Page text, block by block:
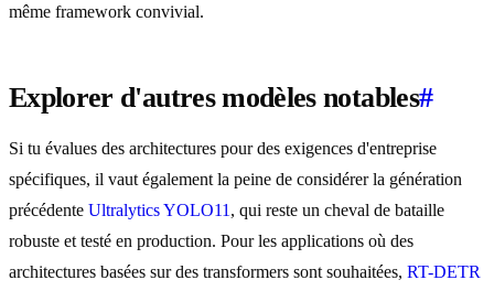
même framework convivial.
Explorer d'autres modèles notables#
Si tu évalues des architectures pour des exigences d'entreprise
spécifiques, il vaut également la peine de considérer la génération
précédente Ultralytics YOLO11 , qui reste un cheval de bataille
robuste et testé en production. Pour les applications où des
architectures basées sur des transformers sont souhaitées, RT-DETR